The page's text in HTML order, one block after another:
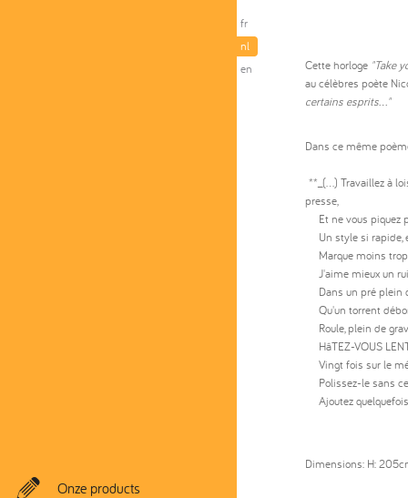
fr
nl
en
Onze products
Cette horloge "Take
au célèbres poète
certains esprits..."
Dans ce même
**_(...) Travaillez à
presse,
Et ne vous piquez
Un style si rapide,
Marque moins trop
J'aime mieux un
Dans un pré plein
Qu'un torrent
Roule, plein de
HâTEZ-VOUS
Vingt fois sur le
Polissez-le sans
Ajoutez
Dimensions: H: